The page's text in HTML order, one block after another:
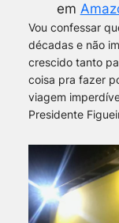
em
Vou confessar
décadas e não
crescido tanto
coisa pra fazer
viagem
Presidente